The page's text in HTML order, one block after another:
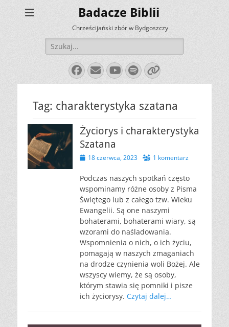
Badacze Biblii
Chrześcijański zbór w Bydgoszczy
Szukaj:
Facebook
E-
mail
YouTube
Spotify
Link
Tag: charakterystyka szatana
Życiorys i charakterystyka
Szatana
Opublikowano
18 czerwca, 2023 1 komentarz
Podczas naszych spotkań często
wspominamy różne osoby z Pisma
Świętego lub z całego tzw. Wieku
Ewangelii. Są one naszymi
bohaterami, bohaterami wiary, są
wzorami do naśladowania.
Wspomnienia o nich, o ich życiu,
pomagają w naszych zmaganiach
na drodze czynienia woli Bożej. Ale
wszyscy wiemy, że są osoby,
którym stawia się pomniki i pisze
ich życiorysy. Czytaj dalej…